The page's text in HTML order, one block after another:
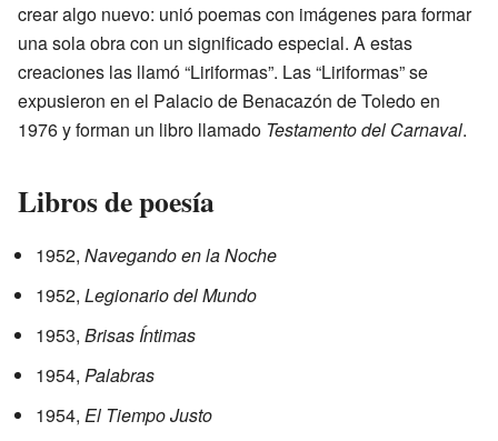
crear algo nuevo: unió poemas con imágenes para formar
una sola obra con un significado especial. A estas
creaciones las llamó “Liriformas”. Las “Liriformas” se
expusieron en el Palacio de Benacazón de Toledo en
1976 y forman un libro llamado Testamento del Carnaval.
Libros de poesía
1952, Navegando en la Noche
1952, Legionario del Mundo
1953, Brisas Íntimas
1954, Palabras
1954, El Tiempo Justo